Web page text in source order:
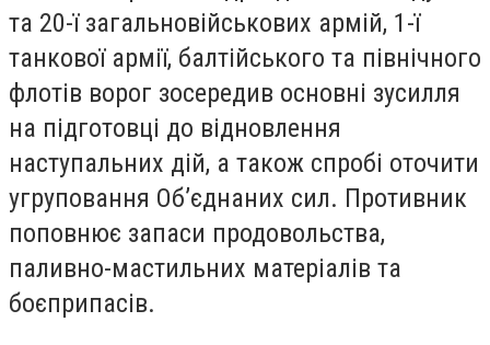
та 20-ї загальновійськових армій, 1-ї
танкової армії, балтійського та північного
флотів ворог зосередив основні зусилля
на підготовці до відновлення
наступальних дій, а також спробі оточити
угруповання Об’єднаних сил. Противник
поповнює запаси продовольства,
паливно-мастильних матеріалів та
боєприпасів.